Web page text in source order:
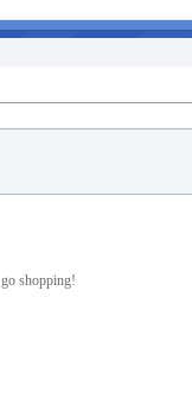
go shopping!